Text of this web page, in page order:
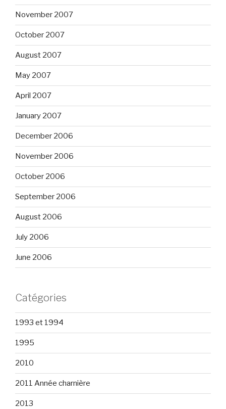
November 2007
October 2007
August 2007
May 2007
April 2007
January 2007
December 2006
November 2006
October 2006
September 2006
August 2006
July 2006
June 2006
Catégories
1993 et 1994
1995
2010
2011 Année charnière
2013